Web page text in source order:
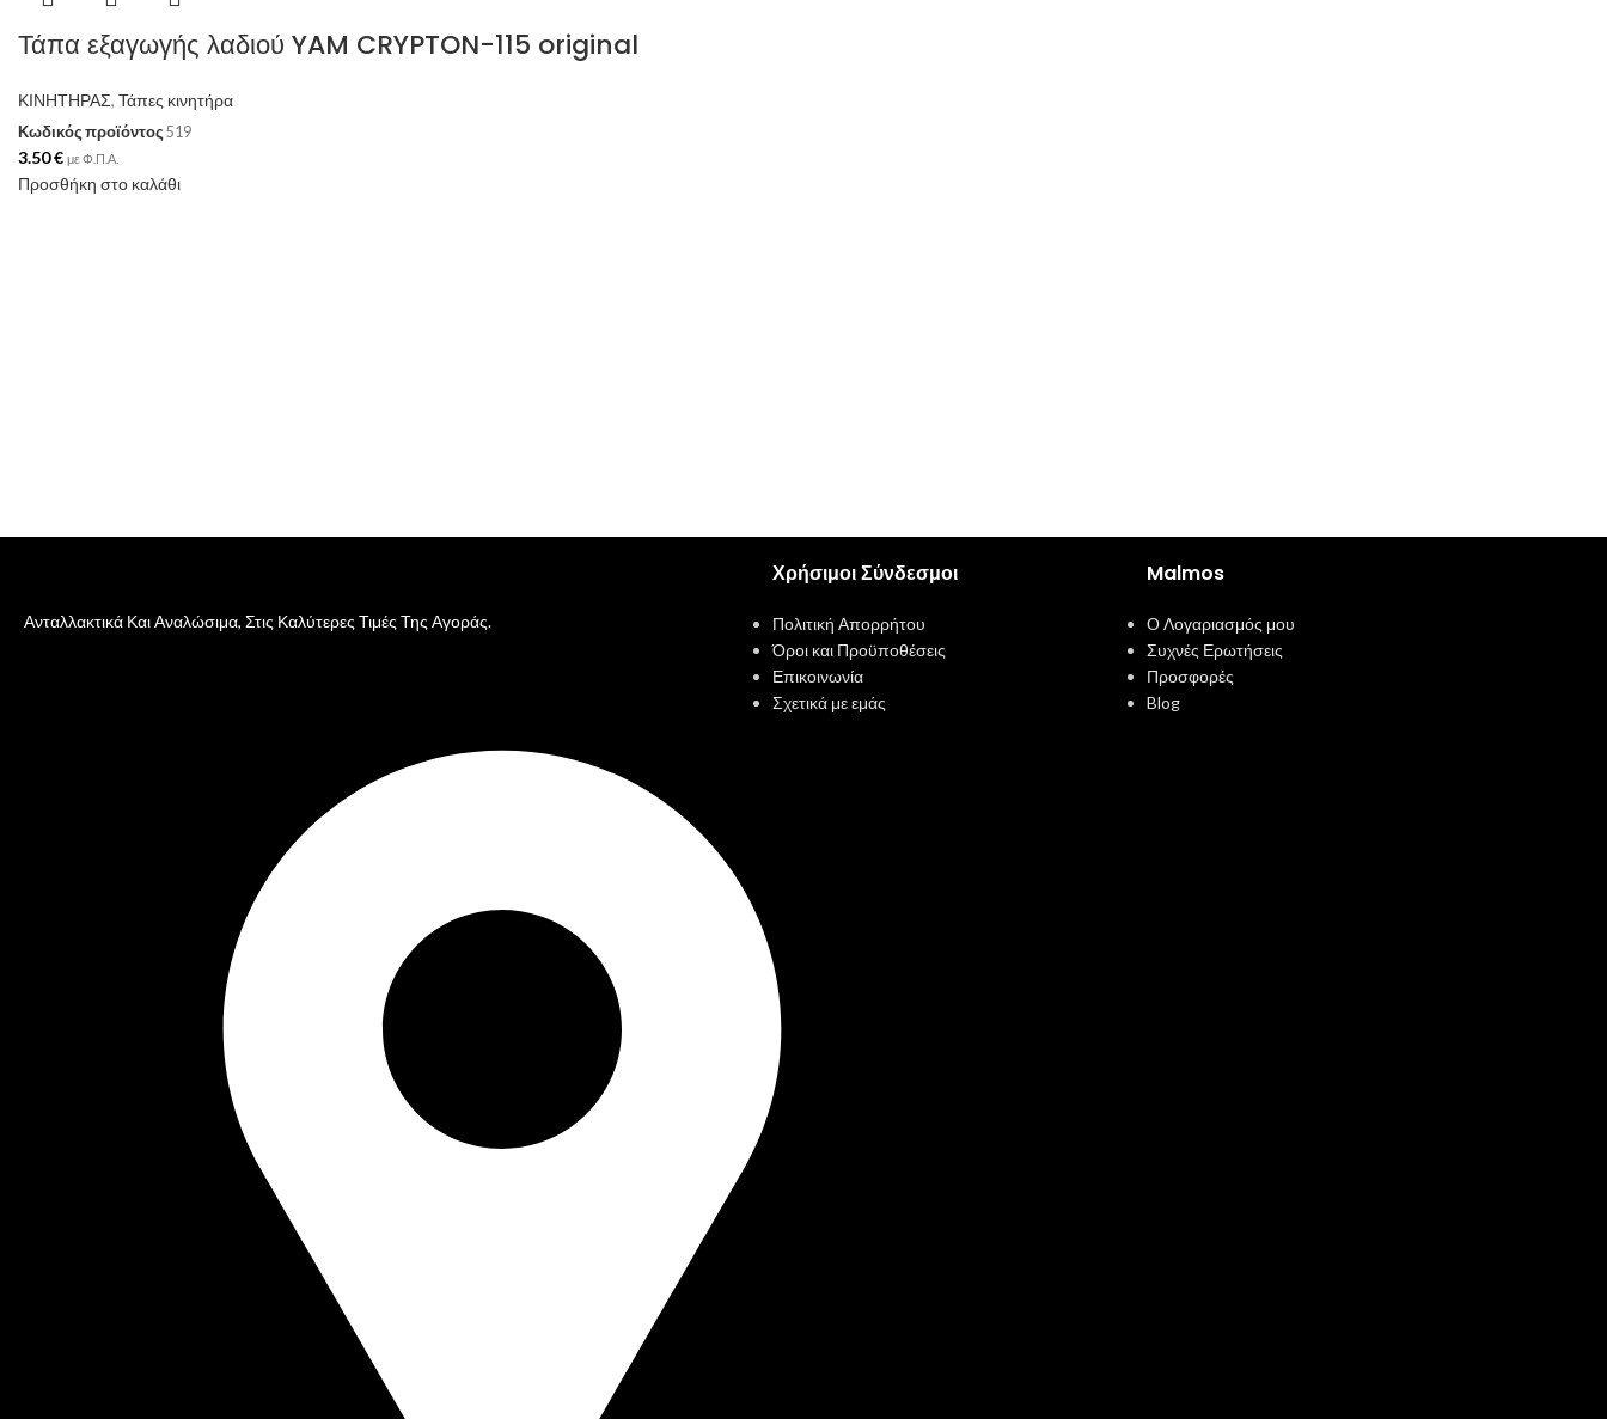
Τάπα εξαγωγής λαδιού YAM CRYPTON-115 original
ΚΙΝΗΤΗΡΑΣ, Τάπες κινητήρα
Κωδικός προϊόντος 519
3.50€ με Φ.Π.Α.
Προσθήκη στο καλάθι
Ανταλλακτικά Και Αναλώσιμα, Στις Καλύτερες Τιμές Της Αγοράς.
Χρήσιμοι Σύνδεσμοι
Πολιτική Απορρήτου
Όροι και Προϋποθέσεις
Επικοινωνία
Σχετικά με εμάς
Malmos
Ο Λογαριασμός μου
Συχνές Ερωτήσεις
Προσφορές
Blog